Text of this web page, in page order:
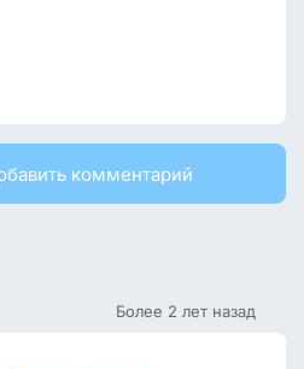
комментарий
Более 2 лет назад